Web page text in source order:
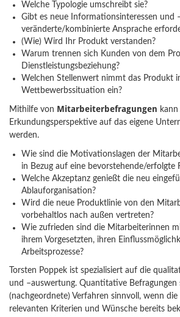
Welche Typologie umschreibt sie?
Gibt es neue Informationsinteressen und
veränderte/kombinierte Ansprache
(Wie) Wird Ihr Produkt verstanden?
Warum trennen sich Kunden von dem
Dienstleistungsbeziehung?
Welchen Stellenwert nimmt das Produkt
Wettbewerbssituation ein?
Mithilfe von Mitarbeiterbefragungen kann
Erkundungsperspektive auf das eigene
werden.
Wie sind die Motivationslagen der
in Bezug auf eine bevorstehende/erfolgte
Welche Akzeptanz genießt die neu
Ablauforganisation?
Wird die neue Produktlinie von den
vorbehaltlos nach außen vertreten?
Wie zufrieden sind die Mitarbeiterinnen
ihrem Vorgesetzten, ihren
Arbeitsprozesse?
Torsten Poppek ist spezialisiert auf die
und –auswertung. Quantitative Befragungen
(nachgeordnete) Verfahren sinnvoll, wenn
relevanten Kriterien und Wünsche bereits